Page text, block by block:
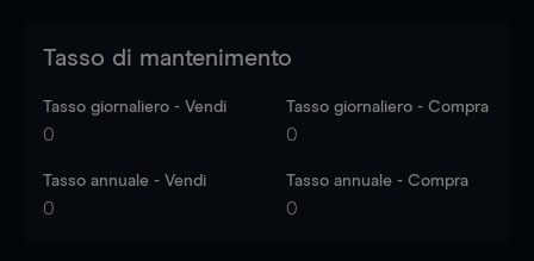
Tasso di mantenimento
Tasso giornaliero - Vendi
0
Tasso giornaliero - Compra
0
Tasso annuale - Vendi
0
Tasso annuale - Compra
0